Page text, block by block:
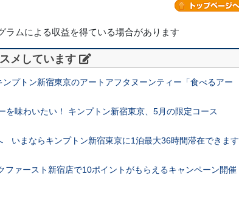
ラムによる収益を得ている場合があります
メしています
プトン新宿東京のアートアフタヌーンティー「食べるアー
を味わいたい！ キンプトン新宿東京、5月の限定コース
いまならキンプトン新宿東京に1泊最大36時間滞在できます
ァースト新宿店で10ポイントがもらえるキャンペーン開催